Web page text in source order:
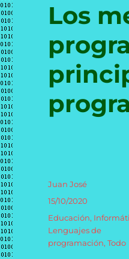
Los
Autor
Juan José
Publicado
15/10/2020
Categorías
Educación,
Lenguajes de
programación,Todo